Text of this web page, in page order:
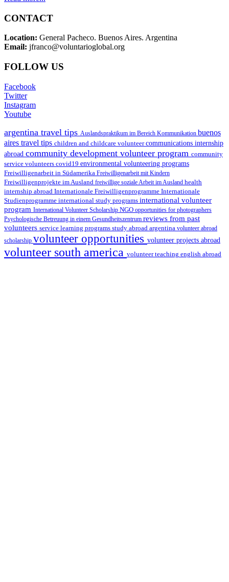
CONTACT
Location: General Pacheco. Buenos Aires. Argentina
Email: jfranco@voluntarioglobal.org
FOLLOW US
Facebook
Twitter
Instagram
Youtube
argentina travel tips Auslandspraktikum im Bereich Kommunikation buenos
aires travel tips children and childcare volunteercommunications internship
abroad community development volunteer program community
service volunteers covid19 environmental volunteering programs
Freiwilligenarbeit in Südamerika Freiwilligenarbeit mit Kindern
Freiwilligenprojekte im Ausland freiwillige soziale Arbeit im Ausland health
internship abroad Internationale Freiwilligenprogramme Internationale
Studienprogramme international study programs international volunteer
program International Volunteer Scholarship NGO opportunities for photographers
Psychologische Betreuung in einem Gesundheitszentrum reviews from past
volunteers service learning programs study abroad argentina volunteer abroad
scholarship volunteer opportunities volunteer projects abroad
volunteer south america volunteer teaching english abroad